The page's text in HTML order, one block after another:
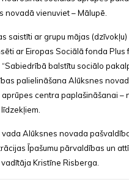
novadā vienuviet – Mālupē.
saistīti ar grupu mājas
ar Eiropas Sociālā fonda Plus
balstītu sociālo
palielināšana Alūksnes
centra paplašināšanai –
vada Alūksnes novada
Īpašumu pārvaldības un
Kristīne Risberga.